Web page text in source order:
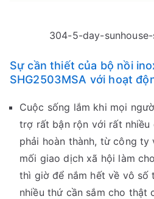
bo-
304-5-day-
Sự cần thiết của bộ nồi
SHG2503MSA với hoạt
Cuộc sống lắm khi mọi
trợ rất bận rộn với rất nhiều
phải hoàn thành, từ công ty
mối giao dịch xã hội làm
thì giờ để nắm hết về vô số
nhiều thứ cần sắm cho thật